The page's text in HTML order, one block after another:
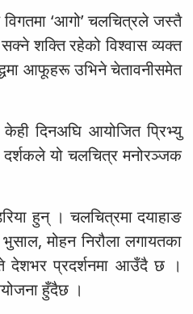
‘आगो’ चलचित्रले जस्तै
शक्ति रहेको विश्वास व्यक्त
आफूहरू उभिने चेतावनीसमेत
केही दिनअघि आयोजित प्रिभ्यु
दर्शकले यो चलचित्र मनोरञ्जक
हुन् । चलचित्रमा दयाहाङ
मोहन निरौला लगायतका
देशभर प्रदर्शनमा आउँदै छ ।
हुँदैछ ।